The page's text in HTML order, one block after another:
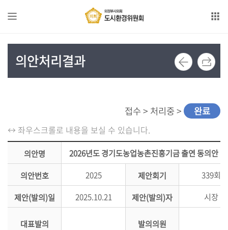
본문으로 바로가기
GNB메뉴 바로가기
원
원
성
의
사
일
의안처리결과
접수 > 처리중 > 완료
↔ 좌우스크롤로 내용을 보실 수 있습니다.
의안명
2026년도 경기도농업농촌진흥기금 출연 동의안
의안번호
2025 제안회기
339회
제안(발의)일
2025.10.21 제안(발의)자 시장
대표발의 발의의원